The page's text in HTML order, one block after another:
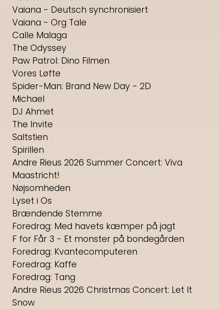
Vaiana - Deutsch synchronisiert
Vaiana - Org Tale
Calle Malaga
The Odyssey
Paw Patrol: Dino Filmen
Vores Løfte
Spider-Man: Brand New Day - 2D
Michael
DJ Ahmet
The Invite
Saltstien
Spirillen
Andre Rieus 2026 Summer Concert: Viva
Maastricht!
Nøjsomheden
Lyset i Os
Brændende Stemme
Foredrag: Med havets kæmper på jagt
F for Får 3 - Et monster på bondegården
Foredrag: Kvantecomputeren
Foredrag: Kaffe
Foredrag: Tang
Andre Rieus 2026 Christmas Concert: Let It
Snow